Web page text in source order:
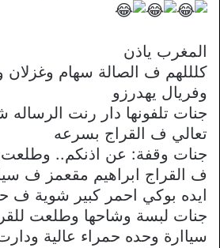
المغرب ياذن
كلللهم ف الصالة سهام
وفريال يهدرزو
جنات تلفونها دار رنت
تعالي ف القراج بسرعه
جنات وقفة: عن اذنكم.. وطلعت
ف القراج ابراهيم مقعمز ف
ايده بوكي احمر كبير شوية ف
جنات لبسة وشاحها وطلعت
سياارة وحده حمراء عالية